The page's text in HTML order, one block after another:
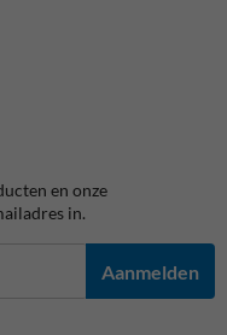
en onze
in.
Aanmelden